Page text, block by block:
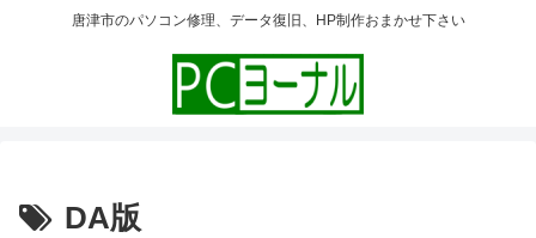
唐津市のパソコン修理、データ復旧、HP制作おまかせ下さい
DA版